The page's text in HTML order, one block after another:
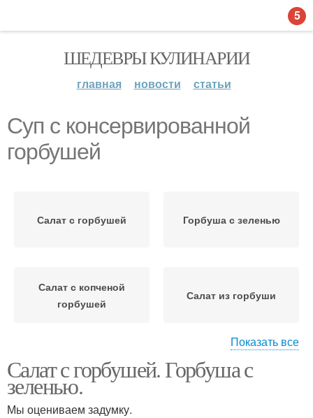
ШЕДЕВРЫ КУЛИНАРИИ
главная новости статьи
Суп с консервированной
горбушей
Салат с горбушей Горбуша с зеленью
Салат с копченой
горбушей
Салат из горбуши
Копченая горбуша
Салат с отварной
горбушей
Показать все
Салат с горбушей. Горбуша с
зеленью.
Мы оцениваем задумку.
5